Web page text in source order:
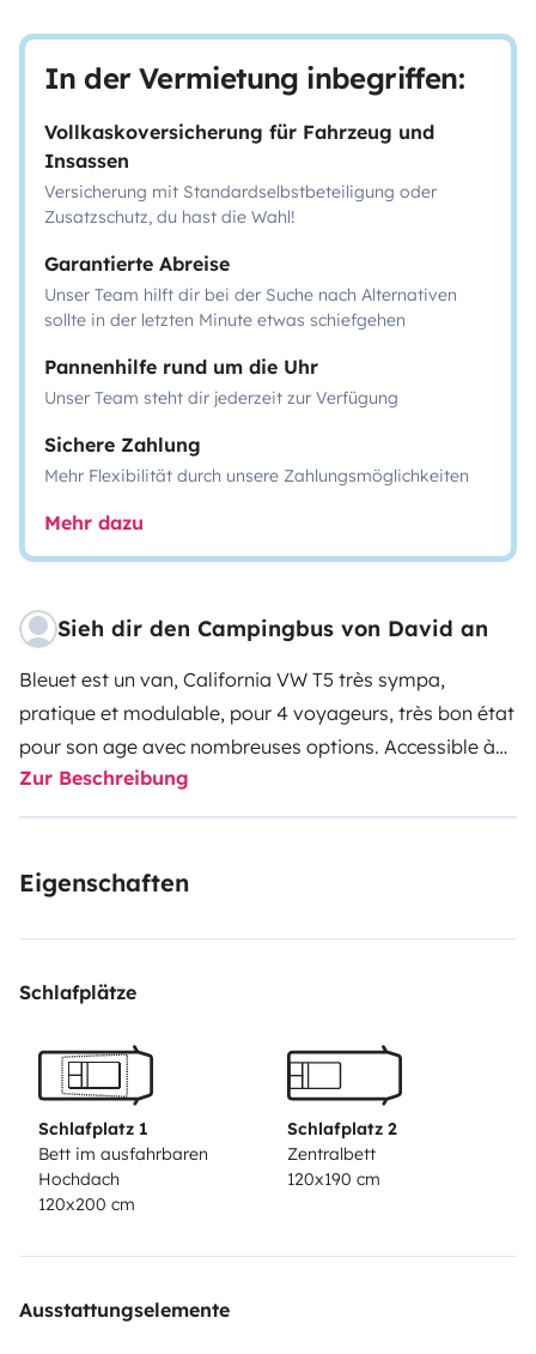
In der Vermietung inbegriffen:
Vollkaskoversicherung für Fahrzeug und
Insassen
Versicherung mit Standardselbstbeteiligung oder
Zusatzschutz, du hast die Wahl!
Garantierte Abreise
Unser Team hilft dir bei der Suche nach Alternativen
sollte in der letzten Minute etwas schiefgehen
Pannenhilfe rund um die Uhr
Unser Team steht dir jederzeit zur Verfügung
Sichere Zahlung
Mehr Flexibilität durch unsere Zahlungsmöglichkeiten
Mehr dazu
Sieh dir den Campingbus von David an
Bleuet est un van, California VW T5 très sympa,
pratique et modulable, pour 4 voyageurs, très bon état
pour son age avec nombreuses options. Accessible à
15 minutes sortie d'autoroute 'Agen' (stationnement de
votre véhicule possible sur notre propriété).Passe
sur autoroute).Store latéral et toit relevable avec 2
rabattable élect.
huile/vinaigre/sel/poivre et café/thé et sucre.
sécurité (enfants) pour le lit du haut, nombreux
rangements...
Equipé d'un attelage.
En supplément : kit
toilette nomade (CareBag), douche, barbecue...
Zur Beschreibung
Eigenschaften
Schlafplätze
Schlafplatz 1
Bett im ausfahrbaren
Hochdach
120x200 cm
Schlafplatz 2
Zentralbett
120x190 cm
Ausstattungselemente